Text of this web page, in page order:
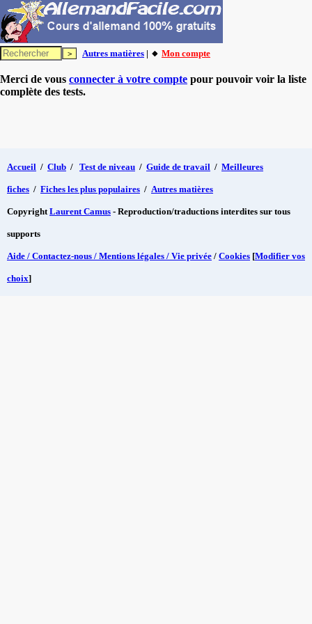
Autres matières | 🔸 Mon compte
Merci de vous connecter à votre compte pour pouvoir voir la liste
complète des tests.
Accueil / Club / Test de niveau / Guide de travail / Meilleures
fiches / Fiches les plus populaires / Autres matières
CopyrightLaurent Camus - Reproduction/traductions interdites sur tous
supports
Aide / Contactez-nous / Mentions légales / Vie privée / Cookies [Modifier vos
choix]